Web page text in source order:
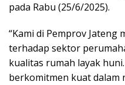
pada Rabu (25/6/2025).
“Kami di Pemprov
terhadap sektor
kualitas rumah layak
berkomitmen kuat dalam